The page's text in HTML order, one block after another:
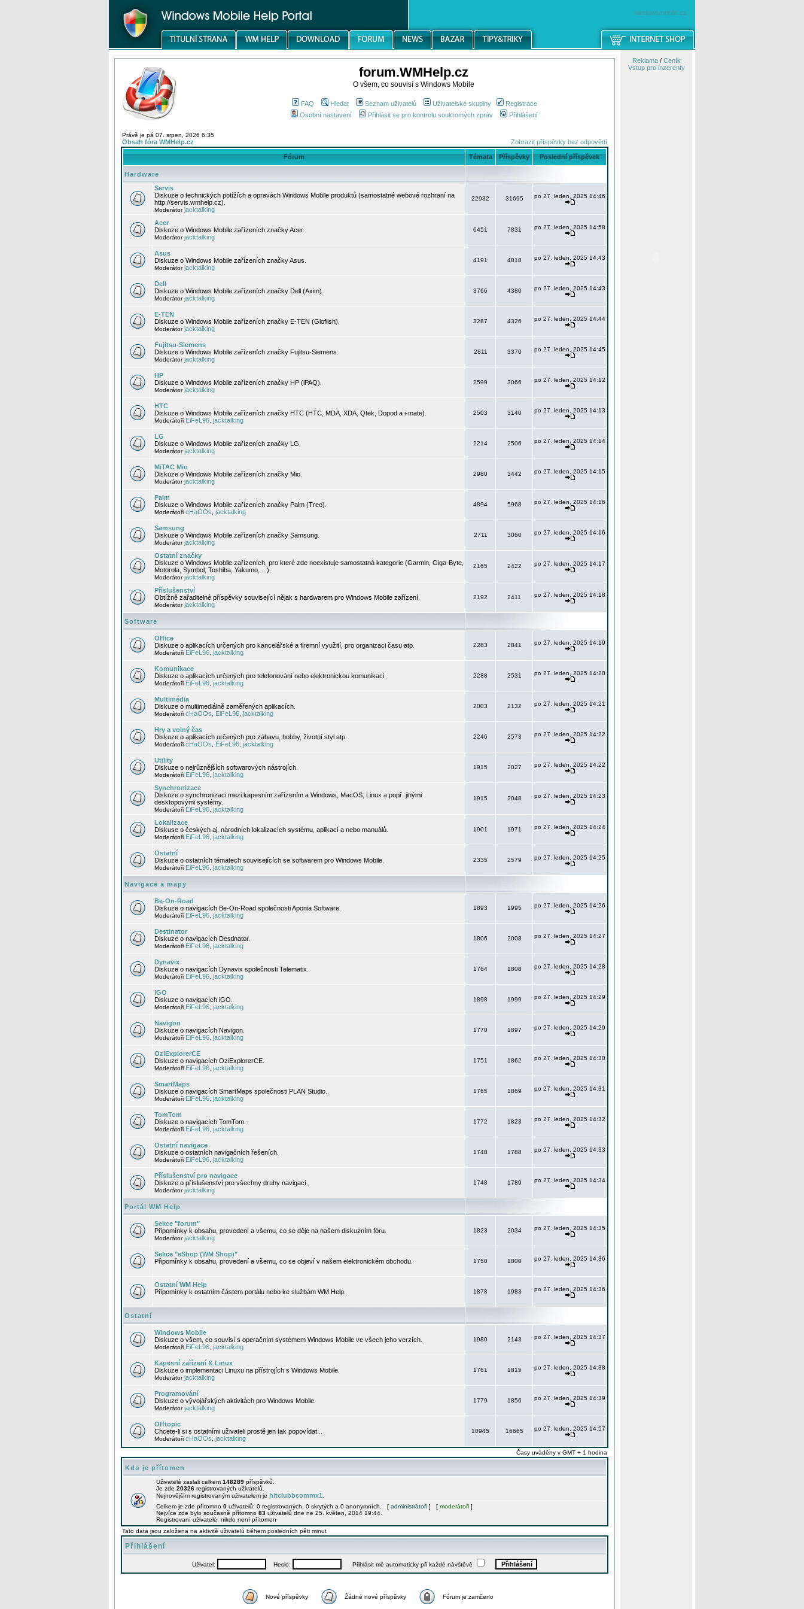
windowsmobile.cz
forum.WMHelp.cz
O všem, co souvisí s Windows Mobile
FAQ Hledat Seznam uživatelů Uživatelské skupiny
Registrace
Osobní nastavení
Přihlásit se pro kontrolu soukromých zpráv Přihlášení
Právě je pá 07. srpen, 2026 6:35
Obsah fóra WMHelp.cz Zobrazit příspěvky bez odpovědí
Fórum Témata Příspěvky Poslední příspěvek
Hardware
Servis
Diskuze o technických potížích a opravách Windows Mobile produktů (samostatné webové rozhraní na
http://servis.wmhelp.cz).
Moderátorjacktalking
22932 31695 po 27. leden, 2025 14:46
Acer
Diskuze o Windows Mobile zařízeních značky Acer.
Moderátorjacktalking
6451 7831 po 27. leden, 2025 14:58
Asus
Diskuze o Windows Mobile zařízeních značky Asus.
Moderátorjacktalking
4191 4818 po 27. leden, 2025 14:43
Dell
Diskuze o Windows Mobile zařízeních značky Dell (Axim).
Moderátorjacktalking
3766 4380 po 27. leden, 2025 14:43
E-TEN
Diskuze o Windows Mobile zařízeních značky E-TEN (Glofiish).
Moderátorjacktalking
3287 4326 po 27. leden, 2025 14:44
Fujitsu-Siemens
Diskuze o Windows Mobile zařízeních značky Fujitsu-Siemens.
Moderátorjacktalking
2811 3370 po 27. leden, 2025 14:45
HP
Diskuze o Windows Mobile zařízeních značky HP (iPAQ).
Moderátorjacktalking
2599 3066 po 27. leden, 2025 14:12
HTC
Diskuze o Windows Mobile zařízeních značky HTC (HTC, MDA, XDA, Qtek, Dopod a i-mate).
Moderátoři EiFeL96 jacktalking
2503 3140 po 27. leden, 2025 14:13
LG
Diskuze o Windows Mobile zařízeních značky LG.
Moderátorjacktalking
2214 2506 po 27. leden, 2025 14:14
MiTAC Mio
Diskuze o Windows Mobile zařízeních značky Mio.
Moderátorjacktalking
2980 3442 po 27. leden, 2025 14:15
Palm
Diskuze o Windows Mobile zařízeních značky Palm (Treo).
Moderátoři cHaOOs jacktalking
4894 5968 po 27. leden, 2025 14:16
Samsung
Diskuze o Windows Mobile zařízeních značky Samsung.
Moderátorjacktalking
2711 3060 po 27. leden, 2025 14:16
Ostatní značky
Diskuze o Windows Mobile zařízeních, pro které zde neexistuje samostatná kategorie (Garmin, Giga-Byte,
Motorola, Symbol, Toshiba, Yakumo, ...).
Moderátorjacktalking
2165 2422 po 27. leden, 2025 14:17
Příslušenství
Obtížně zařaditelné příspěvky související nějak s hardwarem pro Windows Mobile zařízení.
Moderátorjacktalking
2192 2411 po 27. leden, 2025 14:18
Software
Office
Diskuze o aplikacích určených pro kancelářské a firemní využití, pro organizaci času atp.
Moderátoři EiFeL96 jacktalking
2283 2841 po 27. leden, 2025 14:19
Komunikace
Diskuze o aplikacích určených pro telefonování nebo elektronickou komunikaci.
Moderátoři EiFeL96 jacktalking
2288 2531 po 27. leden, 2025 14:20
Multimédia
Diskuze o multimediálně zaměřených aplikacích.
Moderátoři cHaOOs EiFeL96 jacktalking
2003 2132 po 27. leden, 2025 14:21
Hry a volný čas
Diskuze o aplikacích určených pro zábavu, hobby, životní styl atp.
Moderátoři cHaOOs EiFeL96 jacktalking
2246 2573 po 27. leden, 2025 14:22
Utility
Diskuze o nejrůznějších softwarových nástrojích.
Moderátoři EiFeL96 jacktalking
1915 2027 po 27. leden, 2025 14:22
Synchronizace
Diskuze o synchronizaci mezi kapesním zařízením a Windows, MacOS, Linux a popř. jinými
desktopovými systémy.
Moderátoři EiFeL96 jacktalking
1915 2048 po 27. leden, 2025 14:23
Lokalizace
Diskuse o českých aj. národních lokalizacích systému, aplikací a nebo manuálů.
Moderátoři EiFeL96 jacktalking
1901 1971 po 27. leden, 2025 14:24
Ostatní
Diskuze o ostatních tématech souvisejících se softwarem pro Windows Mobile.
Moderátoři EiFeL96 jacktalking
2335 2579 po 27. leden, 2025 14:25
Navigace a mapy
Be-On-Road
Diskuze o navigacích Be-On-Road společnosti Aponia Software.
Moderátoři EiFeL96 jacktalking
1893 1995 po 27. leden, 2025 14:26
Destinator
Diskuze o navigacích Destinator.
Moderátoři EiFeL96 jacktalking
1806 2008 po 27. leden, 2025 14:27
Dynavix
Diskuze o navigacích Dynavix společnosti Telematix.
Moderátoři EiFeL96 jacktalking
1764 1808 po 27. leden, 2025 14:28
iGO
Diskuze o navigacích iGO.
Moderátoři EiFeL96 jacktalking
1898 1999 po 27. leden, 2025 14:29
Navigon
Diskuze o navigacích Navigon.
Moderátoři EiFeL96 jacktalking
1770 1897 po 27. leden, 2025 14:29
OziExplorerCE
Diskuze o navigacích OziExplorerCE.
Moderátoři EiFeL96 jacktalking
1751 1862 po 27. leden, 2025 14:30
SmartMaps
Diskuze o navigacích SmartMaps společnosti PLAN Studio.
Moderátoři EiFeL96 jacktalking
1765 1869 po 27. leden, 2025 14:31
TomTom
Diskuze o navigacích TomTom.
Moderátoři EiFeL96 jacktalking
1772 1823 po 27. leden, 2025 14:32
Ostatní navigace
Diskuze o ostatních navigačních řešeních.
Moderátoři EiFeL96 jacktalking
1748 1788 po 27. leden, 2025 14:33
Příslušenství pro navigace
Diskuze o příslušenství pro všechny druhy navigací.
Moderátorjacktalking
1748 1789 po 27. leden, 2025 14:34
Portál WM Help
Sekce "forum"
Připomínky k obsahu, provedení a všemu, co se děje na našem diskuzním fóru.
Moderátorjacktalking
1823 2034 po 27. leden, 2025 14:35
Sekce "eShop (WM Shop)"
Připomínky k obsahu, provedení a všemu, co se objeví v našem elektronickém obchodu.
1750 1800 po 27. leden, 2025 14:36
Ostatní WM Help
Připomínky k ostatním částem portálu nebo ke službám WM Help.
1878 1983 po 27. leden, 2025 14:36
Ostatní
Windows Mobile
Diskuze o všem, co souvisí s operačním systémem Windows Mobile ve všech jeho verzích.
Moderátoři EiFeL96 jacktalking
1980 2143 po 27. leden, 2025 14:37
Kapesní zařízení & Linux
Diskuze o implementaci Linuxu na přístrojích s Windows Mobile.
Moderátorjacktalking
1761 1815 po 27. leden, 2025 14:38
Programování
Diskuze o vývojářských aktivitách pro Windows Mobile.
Moderátorjacktalking
1779 1856 po 27. leden, 2025 14:39
Offtopic
Chcete-li si s ostatními uživateli prostě jen tak popovídat...
Moderátoři cHaOOs jacktalking
10945 16665 po 27. leden, 2025 14:57
Časy uváděny v GMT + 1 hodina
Kdo je přítomen
Uživatelé zaslali celkem 148289 příspěvků.
Je zde 20326 registrovaných uživatelů.
Nejnovějším registrovaným uživatelem je hitclubbcommx1
Celkem je zde přítomno 0 uživatelů: 0 registrovaných, 0 skrytých a 0 anonymních. [ administrátoři ] [ moderátoři ]
Nejvíce zde bylo současně přítomno 83 uživatelů dne ne 25. květen, 2014 19:44.
Registrovaní uživatelé: nikdo není přítomen
Tato data jsou založena na aktivitě uživatelů během posledních pěti minut
Přihlášení
Uživatel: Heslo: Přihlásit mě automaticky při každé návštěvě
Nové příspěvky Žádné nové příspěvky Fórum je zamčeno
Reklama/ Ceník
Vstup pro inzerenty